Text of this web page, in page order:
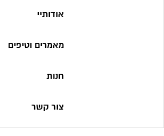
אודותיי
מאמרים וטיפים
חנות
צור קשר